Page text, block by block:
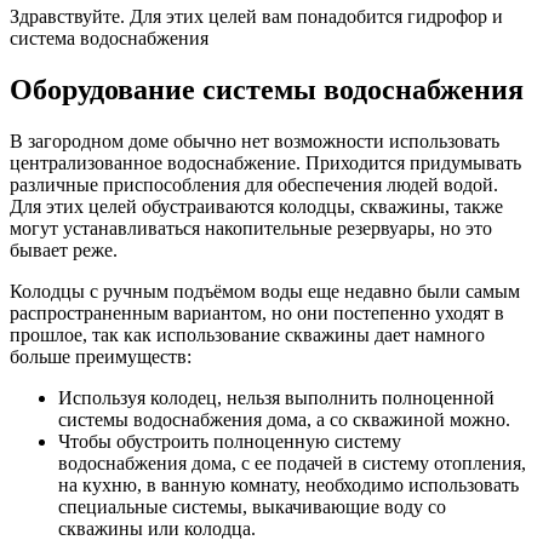
Здравствуйте. Для этих целей вам понадобится гидрофор и
система водоснабжения
Оборудование системы водоснабжения
В загородном доме обычно нет возможности использовать
централизованное водоснабжение. Приходится придумывать
различные приспособления для обеспечения людей водой.
Для этих целей обустраиваются колодцы, скважины, также
могут устанавливаться накопительные резервуары, но это
бывает реже.
Колодцы с ручным подъёмом воды еще недавно были самым
распространенным вариантом, но они постепенно уходят в
прошлое, так как использование скважины дает намного
больше преимуществ:
Используя колодец, нельзя выполнить полноценной
системы водоснабжения дома, а со скважиной можно.
Чтобы обустроить полноценную систему
водоснабжения дома, с ее подачей в систему отопления,
на кухню, в ванную комнату, необходимо использовать
специальные системы, выкачивающие воду со
скважины или колодца.